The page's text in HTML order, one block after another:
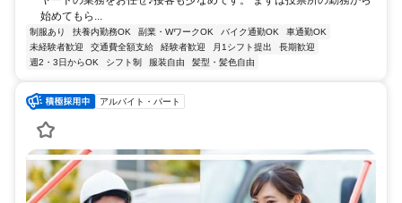
始めてもら...
制服あり 扶養内勤務OK 副業・WワークOK バイク通勤OK
車通勤OK
未経験者歓迎
交通費全額支給 経験者歓迎 月1シフト提出
長期歓迎
週2・3日からOK
シフト制 服装自由 髪型・髪色自由
アルバイト・パート